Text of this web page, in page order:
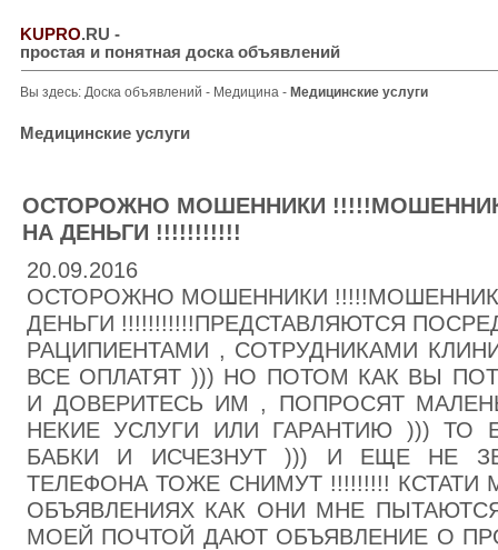
KUPRO.RU -
простая и понятная доска объявлений
Вы здесь: Доска объявлений - Медицина - Медицинские услуги
Медицинские услуги
ОСТОРОЖНО МОШЕННИКИ
НА ДЕНЬГИ !!!!!!!!!!!
20.09.2016
ОСТОРОЖНО МОШЕННИКИ
ДЕНЬГИ !!!!!!!!!!!ПРЕДСТАВЛЯЮТСЯ
РАЦИПИЕНТАМИ , СОТРУДНИКАМИ
ВСЕ ОПЛАТЯТ ))) НО ПОТОМ КАК ВЫ
И ДОВЕРИТЕСЬ ИМ , ПОПРОСЯТ
НЕКИЕ УСЛУГИ ИЛИ ГАРАНТИЮ ))) ТО
БАБКИ И ИСЧЕЗНУТ ))) И ЕЩЕ НЕ
ТЕЛЕФОНА ТОЖЕ СНИМУТ !!!!!!!!!
ОБЪЯВЛЕНИЯХ КАК ОНИ МНЕ
МОЕЙ ПОЧТОЙ ДАЮТ ОБЪЯВЛЕНИЕ О